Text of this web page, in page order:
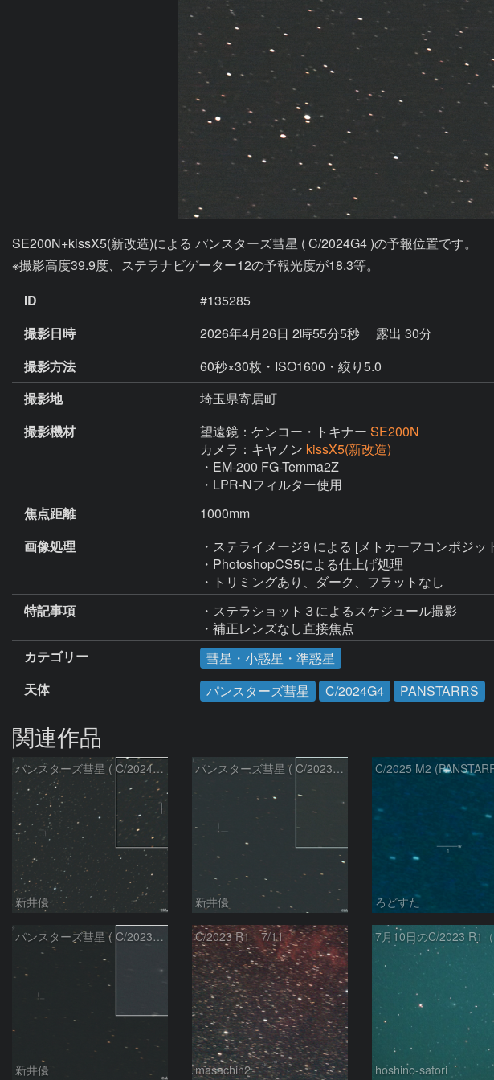
SE200N+kissX5(新改造)による パンスターズ彗星 ( C/2024G4 )の予報位置です。
※撮影高度39.9度、ステラナビゲーター12の予報光度が18.3等。
ID
#135285
撮影日時
2026年4月26日 2時55分5秒
露出 30分
撮影方法
60秒×30枚・ISO1600・絞り5.0
撮影地
埼玉県寄居町
撮影機材
望遠鏡：ケンコー・トキナー SE200N
カメラ：キヤノン kissX5(新改造)
・EM-200 FG-Temma2Z
・LPR-Nフィルター使用
焦点距離
1000mm
画像処理
・ステライメージ9 による [メトカーフコンポジ
・PhotoshopCS5による仕上げ処理
・トリミングあり、ダーク、フラットなし
特記事項
・ステラショット３によるスケジュール撮影
・補正レンズなし直接焦点
カテゴリー
彗星・小惑星・準惑星
天体
パンスターズ彗星 C/2024G4 PANSTARRS
関連作品
パンスターズ彗星 ( C/2024R4 )：2026/07/27
新井優
パンスターズ彗星 ( C/2023R1 )：2026/07/09
新井優
C/2025 M2
ろどすた
パンスターズ彗星 ( C/2023R1 ) ：2026/07/08
新井優
C/2023 R1 7/11
masachin2 hoshino-satori